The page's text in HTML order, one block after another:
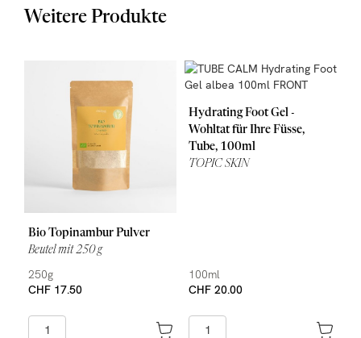
Eiweiss
Weitere Produkte
Bio Topinambur Pulver
Beutel mit 250 g
250g
CHF 17.50
Hydrating Foot Gel -
Wohltat für Ihre Füsse,
Tube, 100ml
TOPIC SKIN
100ml
CHF 20.00